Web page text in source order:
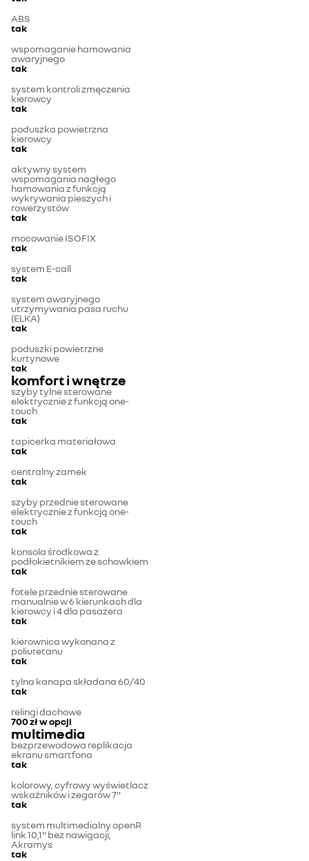
ABS
tak
wspomaganie hamowania
awaryjnego
tak
system kontroli zmęczenia
kierowcy
tak
poduszka powietrzna
kierowcy
tak
aktywny system
wspomagania nagłego
hamowania z funkcją
wykrywania pieszych i
rowerzystów
tak
mocowanie ISOFIX
tak
system E-call
tak
system awaryjnego
utrzymywania pasa ruchu
(ELKA)
tak
poduszki powietrzne
kurtynowe
tak
komfort i wnętrze
szyby tylne sterowane
elektrycznie z funkcją one-
touch
tak
tapicerka materiałowa
tak
centralny zamek
tak
szyby przednie sterowane
elektrycznie z funkcją one-
touch
tak
konsola środkowa z
podłokietnikiem ze schowkiem
tak
fotele przednie sterowane
manualnie w 6 kierunkach dla
kierowcy i 4 dla pasażera
tak
kierownica wykonana z
poliuretanu
tak
tylna kanapa składana 60/40
tak
relingi dachowe
700 złw opcji
multimedia
bezprzewodowa replikacja
ekranu smartfona
tak
kolorowy, cyfrowy wyświetlacz
wskaźników i zegarów 7"
tak
system multimedialny openR
link 10,1" bez nawigacji,
Akramys
tak